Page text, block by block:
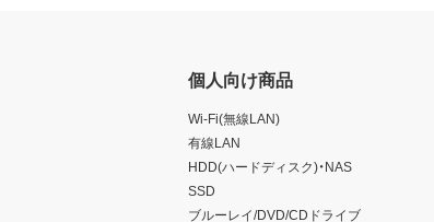
個人向け商品
Wi-Fi(無線LAN)
有線LAN
HDD(ハードディスク)・NAS
SSD
ブルーレイ/DVD/CDドライブ